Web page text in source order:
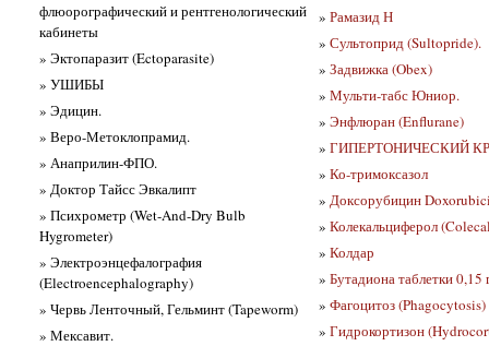
флюорографический и рентгенологический
кабинеты
» Эктопаразит (Ectoparasite)
» УШИБЫ
» Эдицин.
» Веро-Метоклопрамид.
» Анаприлин-ФПО.
» Доктор Тайсс Эвкалипт
» Психрометр (Wet-And-Dry Bulb
Hygrometer)
» Электроэнцефалография
(Electroencephalography)
» Червь Ленточный, Гельминт (Tapeworm)
» Мексавит.
» Рамазид Н
» Сультоприд (Sultopride).
» Задвижка (Obex)
» Мульти-табс Юниор.
» Энфлюран (Enflurane)
» ГИПЕРТОНИЧЕСКИЙ
» Ко-тримоксазол
» Доксорубицин
» Колекальциферол
» Колдар
» Бутадиона таблетки 0,15
» Фагоцитоз (Phagocytosis)
» Гидрокортизон